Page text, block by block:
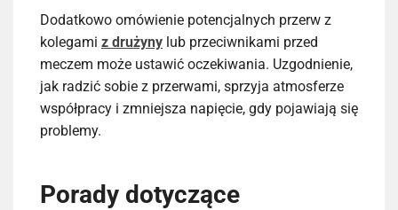
Dodatkowo omówienie potencjalnych przerw z
kolegami z drużyny lub przeciwnikami przed
meczem może ustawić oczekiwania. Uzgodnienie,
jak radzić sobie z przerwami, sprzyja atmosferze
współpracy i zmniejsza napięcie, gdy pojawiają się
problemy.
Porady dotyczące